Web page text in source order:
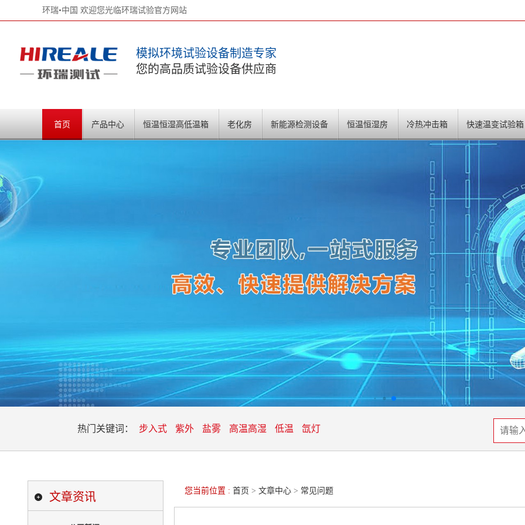
环瑞•中国 欢迎您光临环瑞试验官方网站
模拟环境试验设备制造专家
您的高品质试验设备供应商
首页 产品中心 恒温恒湿高低温箱 老化房 新能源检测设备 恒温恒湿房 冷热冲击箱 快速温变试验箱
热门关键词： 步入式 紫外 盐雾 高温高湿 低温 氙灯
文章资讯 您当前位置 : 首页 > 文章中心 > 常见问题